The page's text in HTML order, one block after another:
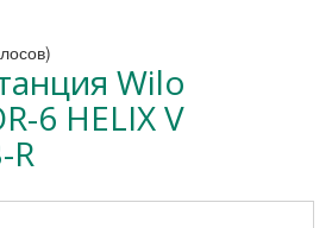
Wilo
6 HELIX V
R